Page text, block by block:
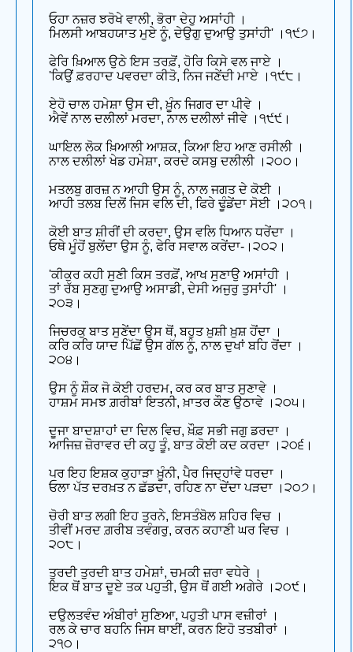
ਓਹਾ ਨਜ਼ਰ ਝਰੋਖੇ ਵਾਲੀ, ਭੋਰਾ ਦੇਹੁ ਅਸਾਂਹੀ ।
ਮਿਲਸੀ ਆਬਹਯਾਤ ਮੁਏ ਨੂੰ, ਦੇਉਗੁ ਦੁਆਉ ਤੁਸਾਂਹੀ' ।੧੯੭।
ਫੇਰਿ ਖ਼ਿਆਲ ਉਠੇ ਇਸ ਤਰਫ਼ੋਂ, ਹੋਰਿ ਕਿਸੇ ਵਲ ਜਾਏ ।
'ਕਿਉਂ ਫ਼ਰਹਾਦ ਪਵਰਦਾ ਕੀਤੋ, ਨਿਜ ਜਣੇਂਦੀ ਮਾਏ ।੧੯੮।
ਏਹੋ ਚਾਲ ਹਮੇਸ਼ਾ ਉਸ ਦੀ, ਖ਼ੂੰਨ ਜਿਗਰ ਦਾ ਪੀਵੇ ।
ਐਵੇਂ ਨਾਲ ਦਲੀਲਾਂ ਮਰਦਾ, ਨਾਲ ਦਲੀਲਾਂ ਜੀਵੇ ।੧੯੯।
ਘਾਇਲ ਲੋਕ ਖ਼ਿਆਲੀ ਆਸ਼ਕ, ਕਿਆ ਇਹ ਆਣ ਰਸੀਲੀ ।
ਨਾਲ ਦਲੀਲਾਂ ਖੇਡ ਹਮੇਸ਼ਾ, ਕਰਦੇ ਕਸਬੁ ਦਲੀਲੀ ।੨੦੦।
ਮਤਲਬੁ ਗਰਜ਼ ਨ ਆਹੀ ਉਸ ਨੂੰ, ਨਾਲ ਜਗਤ ਦੇ ਕੋਈ ।
ਆਹੀ ਤਲਬ ਦਿਲੋਂ ਜਿਸ ਵਲਿ ਦੀ, ਫਿਰੇ ਢੂੰਡੇਂਦਾ ਸੋਈ ।੨੦੧।
ਕੋਈ ਬਾਤ ਸ਼ੀਰੀਂ ਦੀ ਕਰਦਾ, ਉਸ ਵਲਿ ਧਿਆਨ ਧਰੇਂਦਾ ।
ਓਥੇ ਮੂੰਹੋਂ ਬੁਲੇਂਦਾ ਉਸ ਨੂੰ, ਫੇਰਿ ਸਵਾਲ ਕਰੇਂਦਾ-।੨੦੨।
'ਕੀਕੁਰ ਕਹੀ ਸੁਣੀ ਕਿਸ ਤਰਫ਼ੋਂ, ਆਖ ਸੁਣਾਉ ਅਸਾਂਹੀ ।
ਤਾਂ ਰੱਬ ਸੁਣਗੁ ਦੁਆਉ ਅਸਾਡੀ, ਦੇਸੀ ਅਜੁਰੁ ਤੁਸਾਂਹੀ' ।
੨੦੩।
ਜਿਚਰਕੁ ਬਾਤ ਸੁਣੇਂਦਾ ਉਸ ਥੋਂ, ਬਹੁਤ ਖ਼ੁਸ਼ੀ ਖ਼ੁਸ਼ ਹੋਂਦਾ ।
ਕਰਿ ਕਰਿ ਯਾਦ ਪਿੱਛੋਂ ਉਸ ਗੱਲ ਨੂੰ, ਨਾਲ ਦੁਖਾਂ ਬਹਿ ਰੋਂਦਾ ।
੨੦੪।
ਉਸ ਨੂੰ ਸ਼ੌਕ ਜੋ ਕੋਈ ਹਰਦਮ, ਕਰ ਕਰ ਬਾਤ ਸੁਣਾਵੇ ।
ਹਾਸ਼ਮ ਸਮਝ ਗ਼ਰੀਬਾਂ ਇਤਨੀ, ਖ਼ਾਤਰ ਕੌਣ ਉਠਾਵੇ ।੨੦੫।
ਦੂਜਾ ਬਾਦਸ਼ਾਹਾਂ ਦਾ ਦਿਲ ਵਿਚ, ਖ਼ੌਫ਼ ਸਭੀ ਜਗੁ ਡਰਦਾ ।
ਆਜਿਜ਼ ਜ਼ੋਰਾਵਰ ਦੀ ਕਹੁ ਤੂੰ, ਬਾਤ ਕੋਈ ਕਦ ਕਰਦਾ ।੨੦੬।
ਪਰ ਇਹ ਇਸ਼ਕ ਕੁਹਾੜਾ ਖ਼ੂੰਨੀ, ਪੈਰ ਜਿਦ੍ਹਾਂਵੇ ਧਰਦਾ ।
ਓਲਾ ਪੱਤ ਦਰਖ਼ਤ ਨ ਛੱਡਦਾ, ਰਹਿਣ ਨਾ ਦੇਂਦਾ ਪੜਦਾ ।੨੦੭।
ਚੋਰੀ ਬਾਤ ਲਗੀ ਇਹ ਤੁਰਨੇ, ਇਸਤੰਬੋਲ ਸ਼ਹਿਰ ਵਿਚ ।
ਤੀਵੀਂ ਮਰਦ ਗ਼ਰੀਬ ਤਵੰਗਰੁ, ਕਰਨ ਕਹਾਣੀ ਘਰ ਵਿਚ ।
੨੦੮।
ਤੁਰਦੀ ਤੁਰਦੀ ਬਾਤ ਹਮੇਸ਼ਾਂ, ਚਮਕੀ ਜ਼ਰਾ ਵਧੇਰੇ ।
ਇਕ ਥੋਂ ਬਾਤ ਦੂਏ ਤਕ ਪਹੁਤੀ, ਉਸ ਥੋਂ ਗਈ ਅਗੇਰੇ ।੨੦੯।
ਦਉਲਤਵੰਦ ਅੰਬੀਰਾਂ ਸੁਣਿਆ, ਪਹੁਤੀ ਪਾਸ ਵਜ਼ੀਰਾਂ ।
ਰਲ ਕੇ ਚਾਰ ਬਹਨਿ ਜਿਸ ਥਾਈਂ, ਕਰਨ ਇਹੋ ਤਤਬੀਰਾਂ ।
੨੧੦।